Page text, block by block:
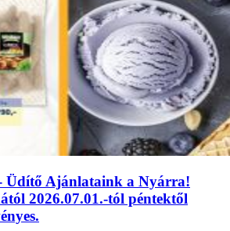
Üdítő Ajánlataink a Nyárra!
2026.07.01.-tól péntektől